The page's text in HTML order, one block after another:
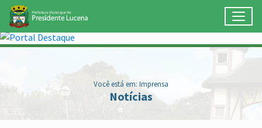
Ir para conteúdo principal
Você está em: Imprensa
Notícias